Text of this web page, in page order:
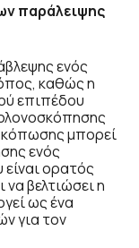
παράλειψης
ενός
καθώς η
επιπέδου
μπορεί
ενός
ορατός
βελτιώσει η
ως ένα
για τον